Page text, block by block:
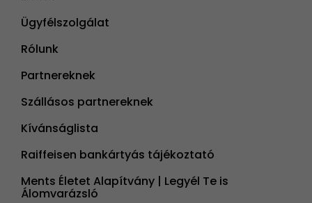
Ügyfélszolgálat
Rólunk
Partnereknek
Szállásos partnereknek
Kívánságlista
Raiffeisen bankártyás tájékoztató
Ments Életet Alapítvány | Legyél Te is
Álomvarázsló